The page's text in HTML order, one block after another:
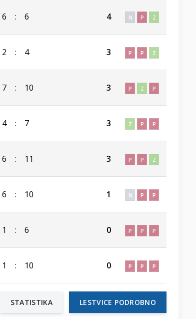
6 : 6 4 N P Z
2 : 4 3 P P Z
7 : 10 3 P Z P
4 : 7 3 Z P P
6 : 11 3 P P Z
6 : 10 1 N P P
1 : 6 0 P P P
1 : 10 0 P P P
STATISTIKA LESTVICE PODROBNO